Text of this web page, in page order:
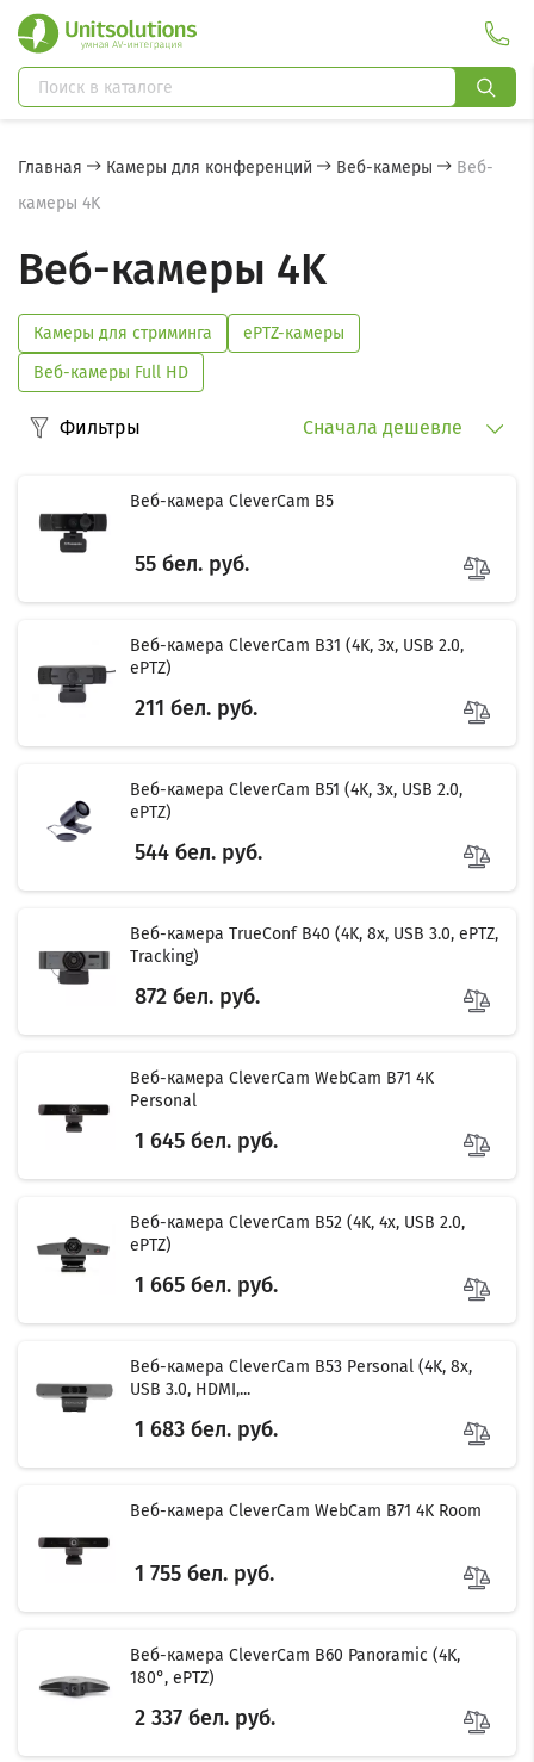
Главная Камеры для конференций Веб-камеры
Веб-
камеры 4K
Веб-камеры 4K
Камеры для стриминга
ePTZ-камеры
Веб-камеры Full HD
Фильтры Сначала дешевле
Веб-камера CleverCam B5
55 бел. руб.
Веб-камера CleverCam B31 (4K, 3x, USB 2.0,
ePTZ)
211 бел. руб.
Веб-камера CleverCam B51 (4K, 3x, USB 2.0,
ePTZ)
544 бел. руб.
Веб-камера TrueConf B40 (4K, 8x, USB 3.0, ePTZ,
Tracking)
872 бел. руб.
Веб-камера CleverCam WebCam B71 4K
Personal
1 645 бел. руб.
Веб-камера CleverCam B52 (4K, 4x, USB 2.0,
ePTZ)
1 665 бел. руб.
Веб-камера CleverCam B53 Personal (4K, 8x,
USB 3.0, HDMI,...
1 683 бел. руб.
Веб-камера CleverCam WebCam B71 4K Room
1 755 бел. руб.
Веб-камера CleverCam B60 Panoramic (4K,
180°, ePTZ)
2 337 бел. руб.